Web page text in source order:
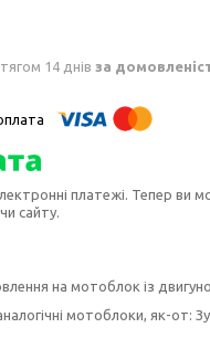
14 днів за
платежі. Тепер ви
сайту.
на мотоблок із
мотоблоки, як-от: